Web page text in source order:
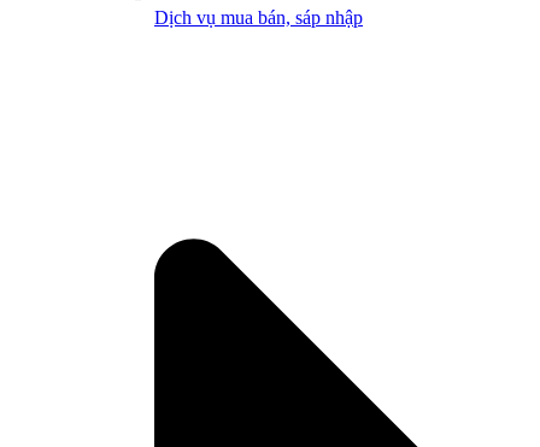
Dịch vụ mua bán, sáp nhập